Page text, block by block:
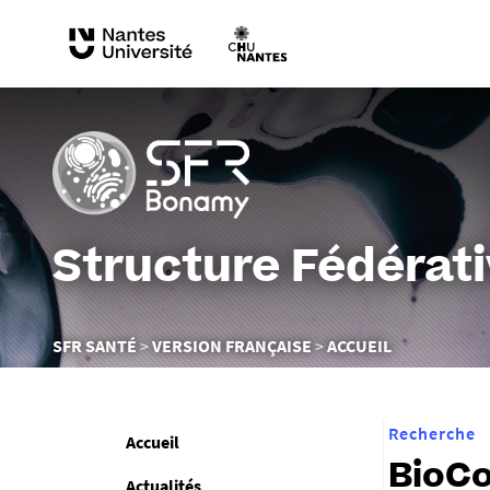
Structure
Vous
êtes
SFR SANTÉ VERSION FRANÇAISE ACCUEIL
Accueil
Actualités
Recherche